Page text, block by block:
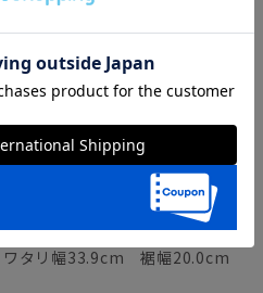
バスト105.0cm ウエスト
ウエスト仕上がり80.0cm
タリ幅33.3cm 裾幅19.5cm
バスト107.0cm ウエスト
ウエスト仕上がり82.0cm
タリ幅33.9cm 裾幅20.0cm